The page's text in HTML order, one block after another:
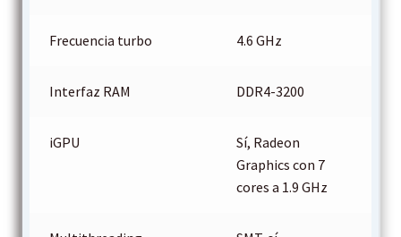
Frecuencia turbo 4.6 GHz
Interfaz RAM DDR4-3200
iGPU
Sí, Radeon
Graphics con 7
cores a 1.9 GHz